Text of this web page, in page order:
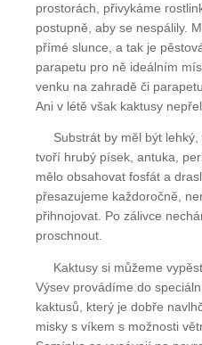
prostorách, přivykáme
postupně, aby se nespálily.
přímé slunce, a tak je
parapetu pro ně ideálním
venku na zahradě či
Ani v létě však kaktusy
Substrát by měl být
tvoří hrubý písek, antuka,
mělo obsahovat fosfát a
přesazujeme každoročně,
přihnojovat. Po zálivce
proschnout.
Kaktusy si můžeme
Výsev provádíme do
kaktusů, který je dobře
misky s víkem s možnosti